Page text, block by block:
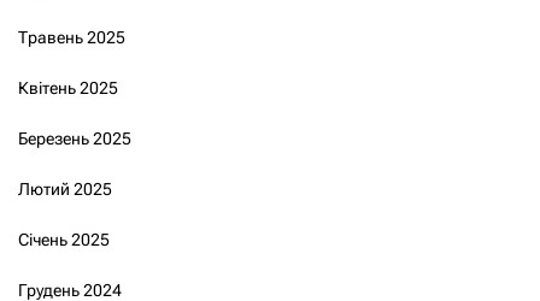
Травень 2025
Квітень 2025
Березень 2025
Лютий 2025
Січень 2025
Грудень 2024